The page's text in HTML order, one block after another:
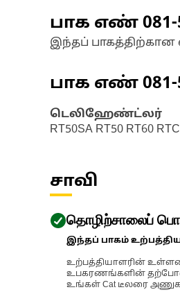
பாக எண்
இந்தப் பாகத்திற்கான
பாக எண்
டெலிஹேண்ட்லர்
RT50SA RT50 RT60
சாவி
தொழிற்சாலைப்
இந்தப் பாகம்
உற்பத்தியாளரின்
உபகரணங்களின்
உங்கள் Cat டீலரை